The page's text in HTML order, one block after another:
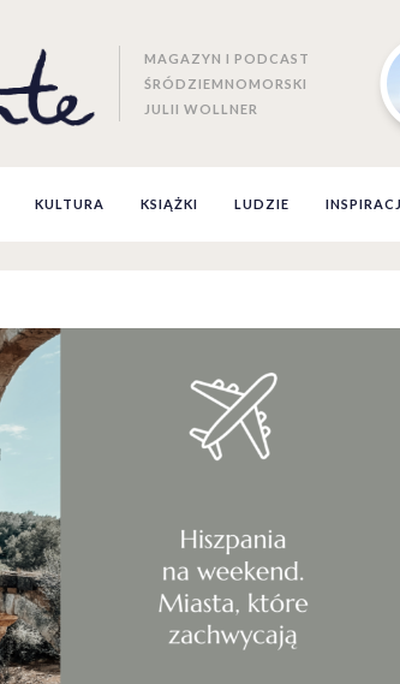
MAGAZYN I PODCAST
ŚRÓDZIEMNOMORSKI
JULII WOLLNER
KULTURA KSIĄŻKI LUDZIE